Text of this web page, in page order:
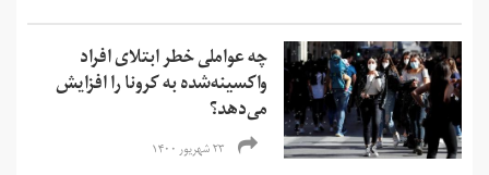
چه عواملی خطر ابتلای افراد
واکسینه‌شده به کرونا را افزایش
می‌دهد؟
۲۳ شهریور ۱۴۰۰